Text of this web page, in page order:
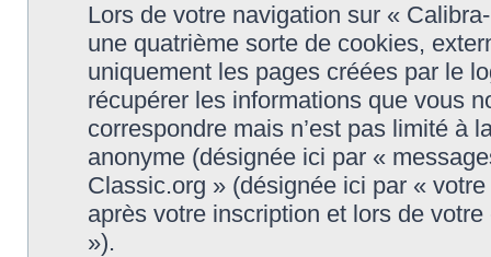
Lors de votre navigation sur «
une quatrième sorte de cookies,
uniquement les pages créées par le
récupérer les informations que vous
correspondre mais n’est pas limité à
anonyme (désignée ici par «
Classic.org » (désignée ici par «
après votre inscription et lors de
»).